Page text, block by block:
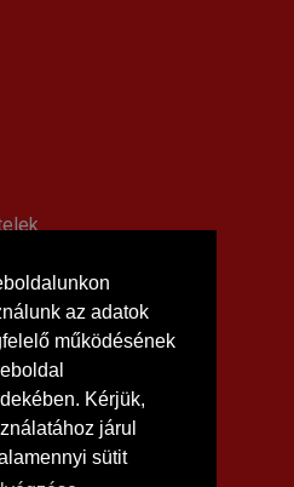
az adatok
működésének
Kérjük,
járul
sütit